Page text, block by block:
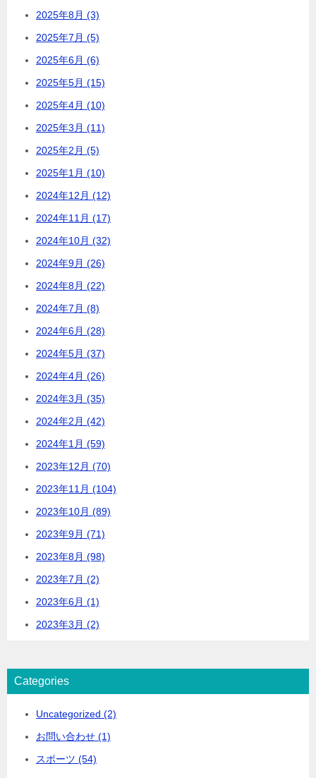
2025年8月 (3)
2025年7月 (5)
2025年6月 (6)
2025年5月 (15)
2025年4月 (10)
2025年3月 (11)
2025年2月 (5)
2025年1月 (10)
2024年12月 (12)
2024年11月 (17)
2024年10月 (32)
2024年9月 (26)
2024年8月 (22)
2024年7月 (8)
2024年6月 (28)
2024年5月 (37)
2024年4月 (26)
2024年3月 (35)
2024年2月 (42)
2024年1月 (59)
2023年12月 (70)
2023年11月 (104)
2023年10月 (89)
2023年9月 (71)
2023年8月 (98)
2023年7月 (2)
2023年6月 (1)
2023年3月 (2)
Categories
Uncategorized (2)
お問い合わせ (1)
スポーツ (54)